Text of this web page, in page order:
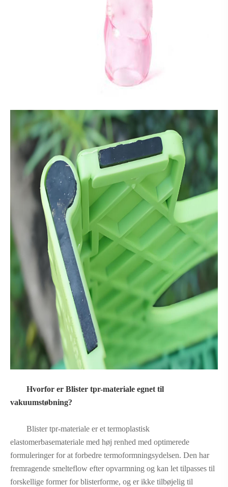
Hvorfor er Blister tpr-materiale egnet til
vakuumstøbning?
Blister tpr-materiale er et termoplastisk
elastomerbasemateriale med høj renhed med optimerede
formuleringer for at forbedre termoformningsydelsen. Den har
fremragende smelteflow efter opvarmning og kan let tilpasses til
forskellige former for blisterforme, og er ikke tilbøjelig til